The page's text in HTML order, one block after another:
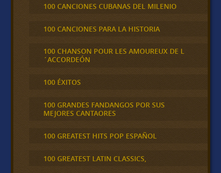
100 CANCIONES CUBANAS DEL MILENIO
100 CANCIONES PARA LA HISTORIA
100 CHANSON POUR LES AMOUREUX DE L
´ACCORDEÓN
100 ÉXITOS
100 GRANDES FANDANGOS POR SUS
MEJORES CANTAORES
100 GREATEST HITS POP ESPAÑOL
100 GREATEST LATIN CLASSICS,